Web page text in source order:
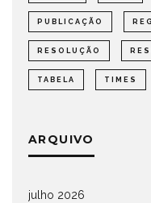
PUBLICAÇÃO
RESOLUÇÃO
TABELA TIMES
ARQUIVO
julho 2026